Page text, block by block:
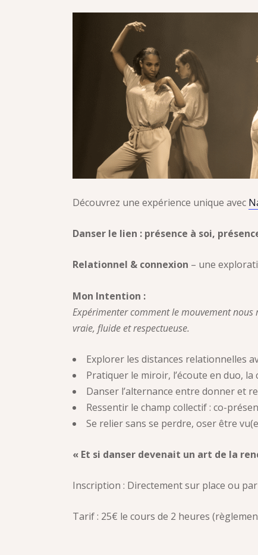
Découvrez une expérience unique avec
Danser le lien : présence à soi,
Relationnel & connexion – une
Mon Intention :
Expérimenter comment le mouvement
vraie, fluide et respectueuse.
Explorer les distances relationnelles
Pratiquer le miroir, l’écoute en duo,
Danser l’alternance entre donner et
Ressentir le champ collectif : co-
Se relier sans se perdre, oser être
« Et si danser devenait un art de la
Inscription : Directement sur place ou
Tarif : 25€ le cours de 2 heures